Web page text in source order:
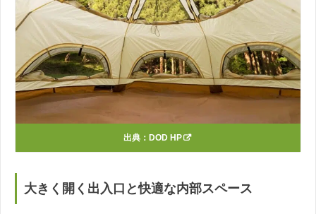
出典： DOD HP
大きく開く出入口と快適な内部スペース